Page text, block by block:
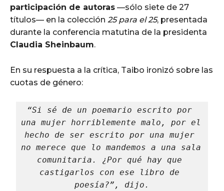
participación de autoras —sólo siete de 27
títulos— en la colección 25 para el 25, presentada
durante la conferencia matutina de la presidenta
Claudia Sheinbaum.
En su respuesta a la crítica, Taibo ironizó sobre las
cuotas de género:
“Si sé de un poemario escrito por
una mujer horriblemente malo, por el
hecho de ser escrito por una mujer
no merece que lo mandemos a una sala
comunitaria. ¿Por qué hay que
castigarlos con ese libro de
poesía?”, dijo.